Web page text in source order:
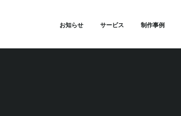
お知らせ サービス 制作事例